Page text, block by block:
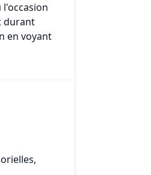
l'occasion
durant
en voyant